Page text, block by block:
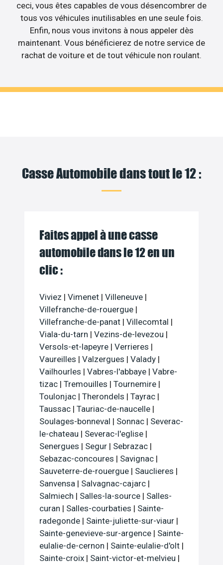
ceci, vous êtes capables de vous désencombrer de
tous vos véhicules inutilisables en une seule fois.
Enfin, nous vous invitons à nous appeler dès
maintenant. Vous bénéficierez de notre service de
rachat de voiture et de tout véhicule non roulant.
Casse Automobile dans tout le 12 :
Faites appel à une casse
automobile dans le 12 en un
clic :
Viviez | Vimenet | Villeneuve |
Villefranche-de-rouergue |
Villefranche-de-panat | Villecomtal |
Viala-du-tarn | Vezins-de-levezou |
Versols-et-lapeyre | Verrieres |
Vaureilles | Valzergues | Valady |
Vailhourles | Vabres-l'abbaye | Vabre-
tizac | Tremouilles | Tournemire |
Toulonjac | Therondels | Tayrac |
Taussac | Tauriac-de-naucelle |
Soulages-bonneval | Sonnac | Severac-
le-chateau | Severac-l'eglise |
Senergues | Segur | Sebrazac |
Sebazac-concoures | Savignac |
Sauveterre-de-rouergue | Sauclieres |
Sanvensa | Salvagnac-cajarc |
Salmiech | Salles-la-source | Salles-
curan | Salles-courbaties | Sainte-
radegonde | Sainte-juliette-sur-viaur |
Sainte-genevieve-sur-argence | Sainte-
eulalie-de-cernon | Sainte-eulalie-d'olt |
Sainte-croix | Saint-victor-et-melvieu |